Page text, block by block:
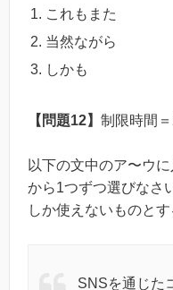
これもまた
当然ながら
しかも
【問題12】 制限時間
以下の文中のア〜ウ
から1つずつ選びなさ
しか使えないものとす
SNSを通じた